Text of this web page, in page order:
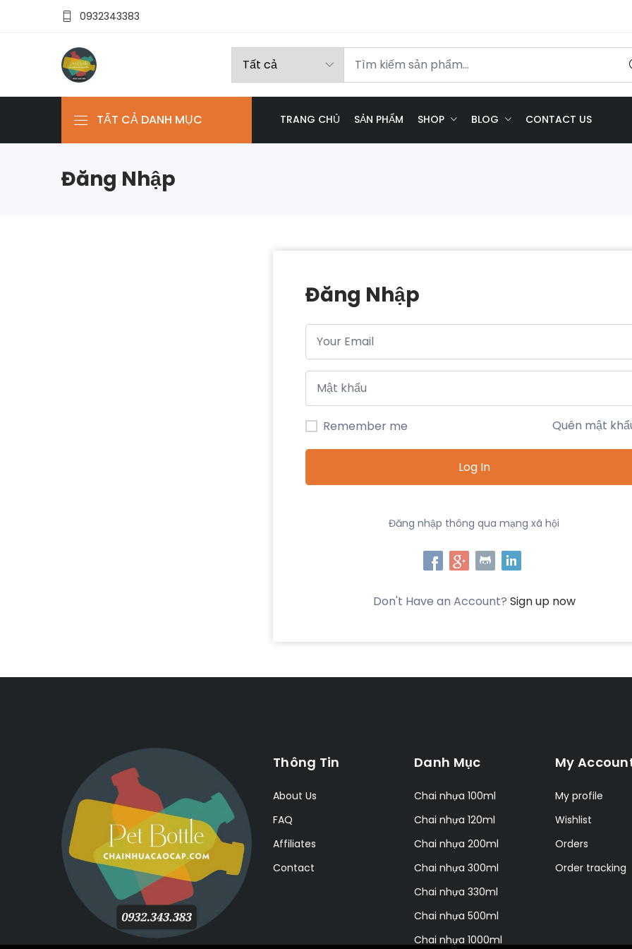
0932343383
TẤT CẢ DANH MỤC TRANG CHỦ SẢN PHẨM SHOP BLOG CONTACT US
Đăng Nhập
Đăng Nhập
Remember me Quên mật
Log In
Đăng nhập thông qua mạng xã hội
Don't Have an Account? Sign up now
Thông Tin
About Us
FAQ
Affiliates
Contact
Danh Mục
Chai nhựa 100ml
Chai nhựa 120ml
Chai nhựa 200ml
Chai nhựa 300ml
Chai nhựa 330ml
Chai nhựa 500ml
Chai nhựa 1000ml
My
My profile
Wishlist
Orders
Order tracking